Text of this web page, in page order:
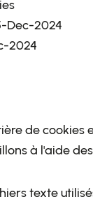
Dec-2024
2024
de cookies
à l'aide
texte